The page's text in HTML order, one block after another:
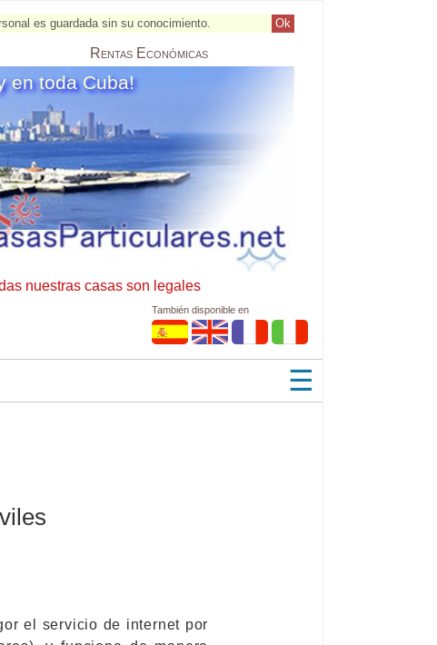
Ok
es guardada sin su conocimiento.
Rentas Económicas
nuestras casas son legales
en toda Cuba!
También disponible en
☰
el servicio de internet por